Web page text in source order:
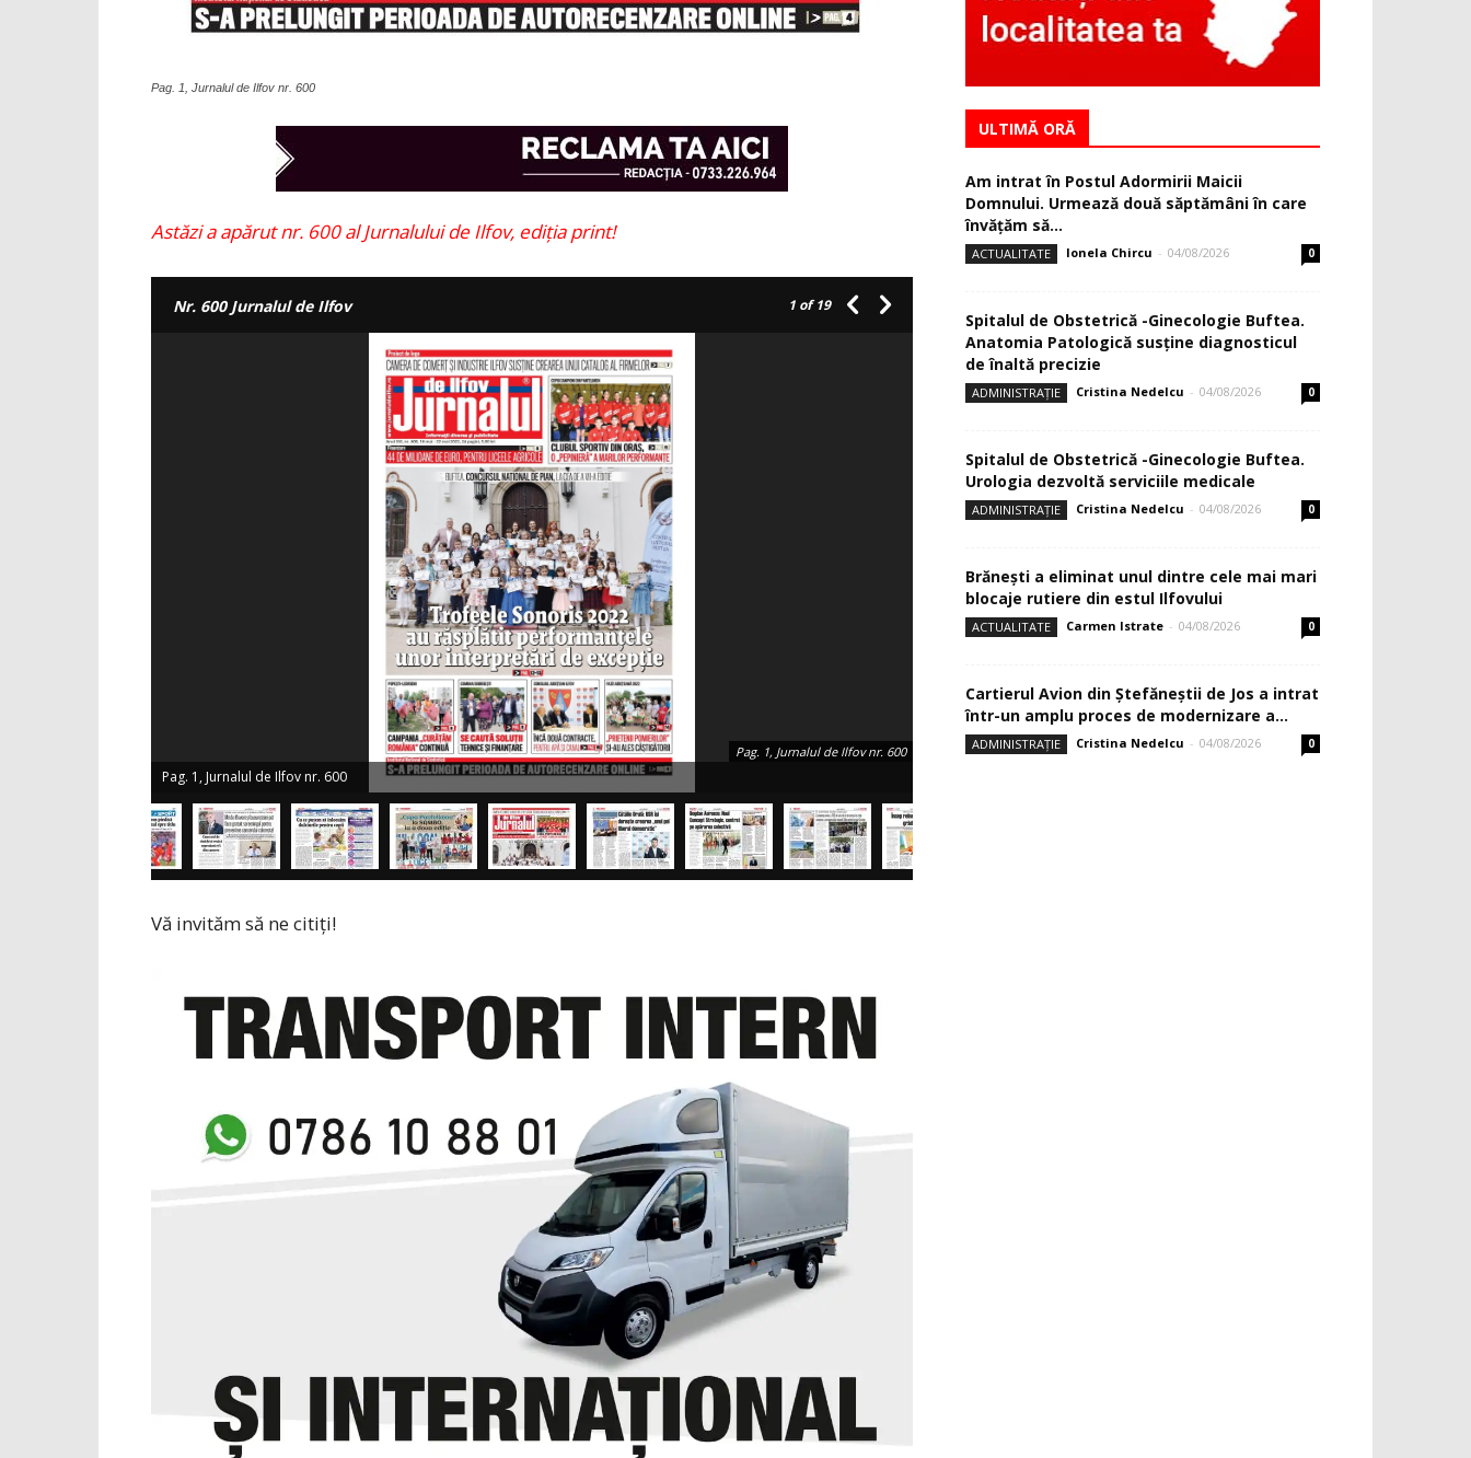
Pag. 1, Jurnalul de Ilfov nr. 600
Astăzi a apărut nr. 600 al Jurnalului de Ilfov, ediția print!
Nr. 600 Jurnalul de Ilfov 1 of 19
Pag. 1, Jurnalul de Ilfov nr. 600
Pag. 1, Jurnalul de Ilfov nr. 600
Pag. 2, Politic, Jurnalul de Ilfov nr. 600, Cătălin Drulă: USR îşi doreşte
Vă invităm să ne citiți!
ULTIMĂ ORĂ
Am intrat în Postul Adormirii Maicii
Domnului. Urmează două săptămâni în care
învăţăm să...
ACTUALITATE Ionela Chircu - 04/08/2026 0
Spitalul de Obstetrică -Ginecologie Buftea.
Anatomia Patologică susţine diagnosticul
de înaltă precizie
ADMINISTRAȚIE Cristina Nedelcu - 04/08/2026 0
Spitalul de Obstetrică -Ginecologie Buftea.
Urologia dezvoltă serviciile medicale
ADMINISTRAȚIE Cristina Nedelcu - 04/08/2026 0
Brănești a eliminat unul dintre cele mai mari
blocaje rutiere din estul Ilfovului
ACTUALITATE Carmen Istrate - 04/08/2026 0
Cartierul Avion din Ştefăneştii de Jos a intrat
într-un amplu proces de modernizare a...
ADMINISTRAȚIE Cristina Nedelcu - 04/08/2026 0